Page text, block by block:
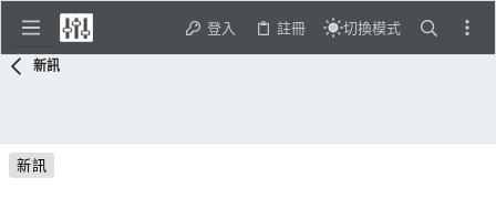
登入 註冊 切換模式
新訊
新訊